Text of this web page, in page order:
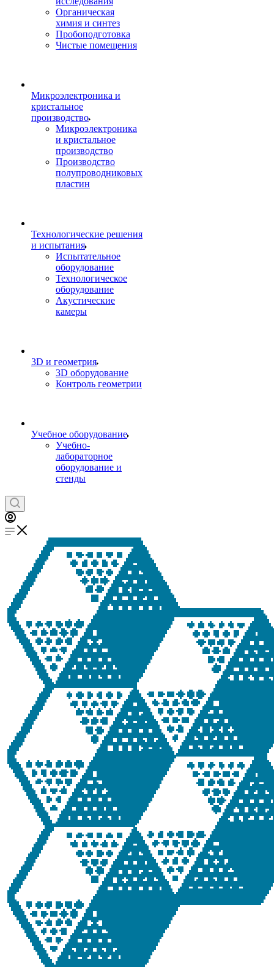
Органическая
химия и синтез
Пробоподготовка
Чистые помещения
Микроэлектроника и
кристальное
производство
Микроэлектроника
и кристальное
производство
Производство
полупроводниковых
пластин
Технологические решения
и испытания
Испытательное
оборудование
Технологическое
оборудование
Акустические
камеры
3D и геометрия
3D оборудование
Контроль геометрии
Учебное оборудование
Учебно-
лабораторное
оборудование и
стенды